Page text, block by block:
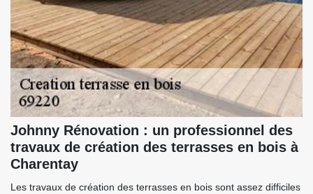
Johnny Rénovation : un professionnel des
travaux de création des terrasses en bois à
Charentay
Les travaux de création des terrasses en bois sont assez difficiles